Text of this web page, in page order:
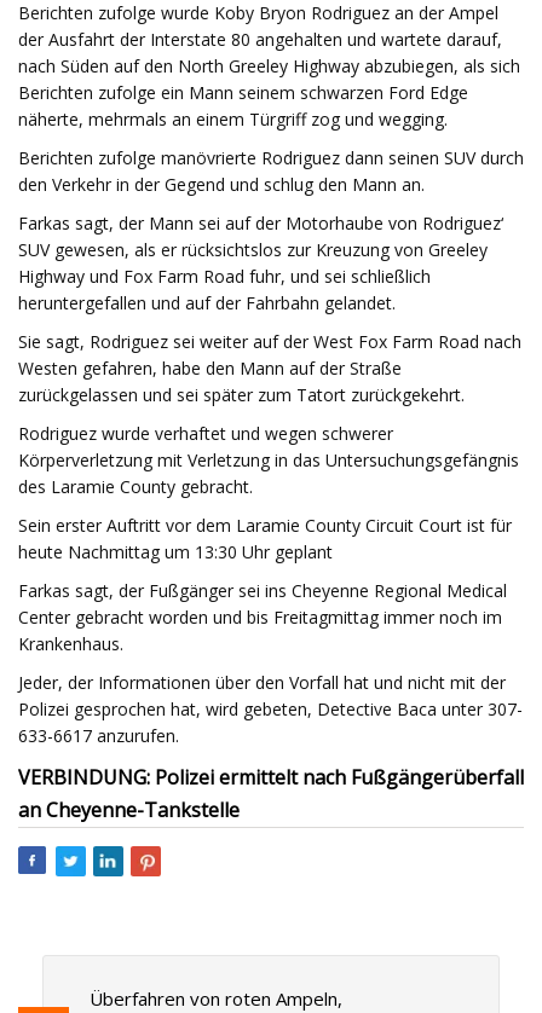
Berichten zufolge wurde Koby Bryon Rodriguez an der Ampel
der Ausfahrt der Interstate 80 angehalten und wartete darauf,
nach Süden auf den North Greeley Highway abzubiegen, als sich
Berichten zufolge ein Mann seinem schwarzen Ford Edge
näherte, mehrmals an einem Türgriff zog und wegging.
Berichten zufolge manövrierte Rodriguez dann seinen SUV durch
den Verkehr in der Gegend und schlug den Mann an.
Farkas sagt, der Mann sei auf der Motorhaube von Rodriguez‘
SUV gewesen, als er rücksichtslos zur Kreuzung von Greeley
Highway und Fox Farm Road fuhr, und sei schließlich
heruntergefallen und auf der Fahrbahn gelandet.
Sie sagt, Rodriguez sei weiter auf der West Fox Farm Road nach
Westen gefahren, habe den Mann auf der Straße
zurückgelassen und sei später zum Tatort zurückgekehrt.
Rodriguez wurde verhaftet und wegen schwerer
Körperverletzung mit Verletzung in das Untersuchungsgefängnis
des Laramie County gebracht.
Sein erster Auftritt vor dem Laramie County Circuit Court ist für
heute Nachmittag um 13:30 Uhr geplant
Farkas sagt, der Fußgänger sei ins Cheyenne Regional Medical
Center gebracht worden und bis Freitagmittag immer noch im
Krankenhaus.
Jeder, der Informationen über den Vorfall hat und nicht mit der
Polizei gesprochen hat, wird gebeten, Detective Baca unter 307-
633-6617 anzurufen.
VERBINDUNG: Polizei ermittelt nach Fußgängerüberfall
an Cheyenne-Tankstelle
Überfahren von roten Ampeln,